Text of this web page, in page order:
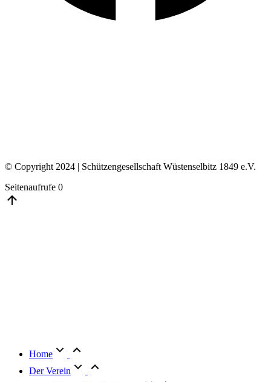
© Copyright 2024 | Schützengesellschaft Wüstenselbitz 1849 e.V.
Seitenaufrufe 0
Home
Der Verein